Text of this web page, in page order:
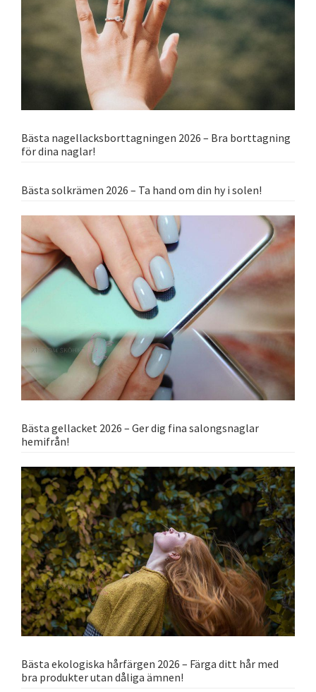
Bästa nagellacksborttagningen 2026 – Bra borttagning
för dina naglar!
Bästa solkrämen 2026 – Ta hand om din hy i solen!
Bästa gellacket 2026 – Ger dig fina salongsnaglar
hemifrån!
Bästa ekologiska hårfärgen 2026 – Färga ditt hår med
bra produkter utan dåliga ämnen!